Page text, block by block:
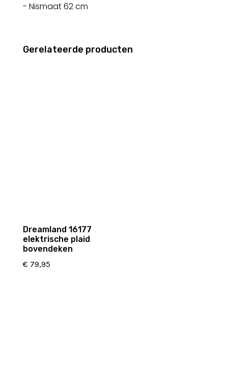
- Nismaat 62 cm
Gerelateerde producten
Dreamland 16177
elektrische plaid
bovendeken
€ 79,95